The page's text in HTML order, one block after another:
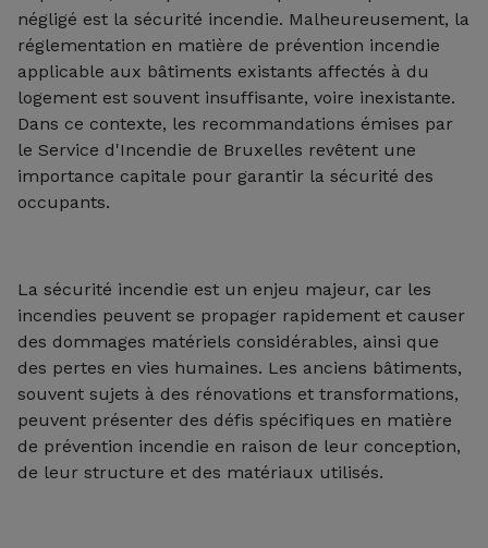
négligé est la sécurité incendie. Malheureusement, la
réglementation en matière de prévention incendie
applicable aux bâtiments existants affectés à du
logement est souvent insuffisante, voire inexistante.
Dans ce contexte, les recommandations émises par
le Service d'Incendie de Bruxelles revêtent une
importance capitale pour garantir la sécurité des
occupants.
La sécurité incendie est un enjeu majeur, car les
incendies peuvent se propager rapidement et causer
des dommages matériels considérables, ainsi que
des pertes en vies humaines. Les anciens bâtiments,
souvent sujets à des rénovations et transformations,
peuvent présenter des défis spécifiques en matière
de prévention incendie en raison de leur conception,
de leur structure et des matériaux utilisés.